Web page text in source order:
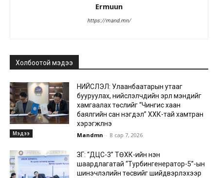
Ermuun
https://mand.mn/
Холбоотой мэдээ
Мэдээ
НИЙСЛЭЛ: Улаанбаатарын утааг
бууруулах, нийслэлчүүдийн эрүүл мэндийг
хамгаалах төслийг “Чингис хаан
баялгийн сан нэгдэл” ХХК-тай хамтран
хэрэгжүүлнэ
Mandmn - 8 сар 7, 2026
ЗГ: “ДЦС-3” ТӨХК-ийн нэн
шаардлагатай “Турбингенератор-5”-ын
шинэчлэлийн төсвийг шийдвэрлэхээр